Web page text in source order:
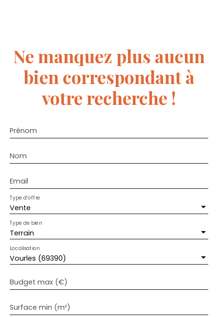
Ne manquez plus aucun
bien correspondant à
votre recherche !
Prénom
Nom
Email
Vente
Type d'offre
Terrain
Type de bien
Vourles (69390)
Localisation
Budget max (€)
Surface min (m²)